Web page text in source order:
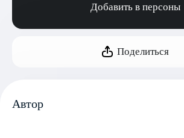
Добавить в персоны
Поделиться
Автор